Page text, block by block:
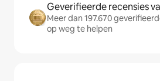
Geverifieerde recensies
Meer dan 197.670
op weg te helpen